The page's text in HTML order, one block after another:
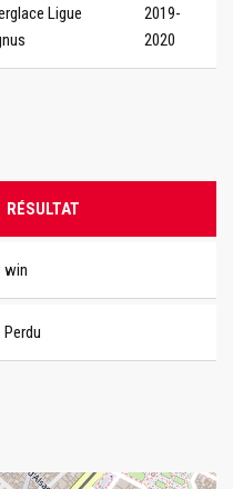
Ligue
2019-
2020
RÉSULTAT
win
Perdu